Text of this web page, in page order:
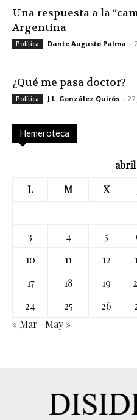
Una respuesta a la
Argentina
Política Dante Augusto Palma -
¿Qué me pasa doctor?
Política J.L. González Quirós -
Hemeroteca
abril
L
M X
3
4 5
10
11 12
17
18 19
24
25 26
« Mar
May »